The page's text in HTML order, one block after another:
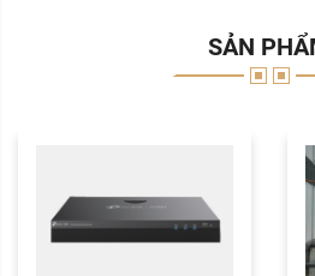
SẢN